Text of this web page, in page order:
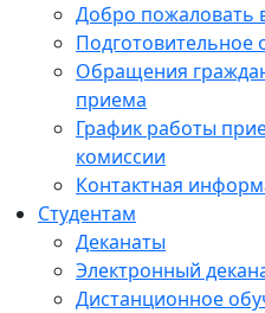
Добро пожаловать
Подготовительное
Обращения
приема
График работы
комиссии
Контактная
Студентам
Деканаты
Электронный
Дистанционное